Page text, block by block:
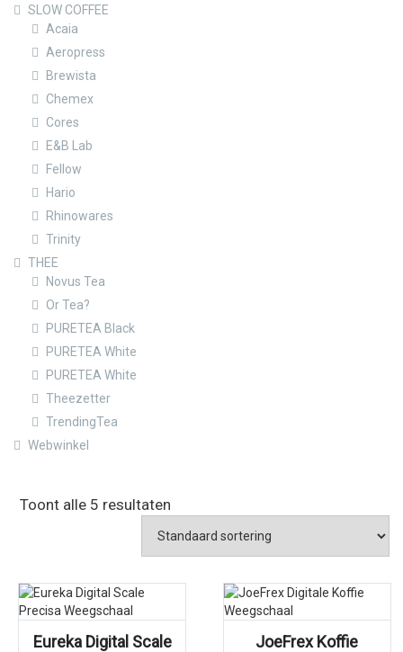
SLOW COFFEE
Acaia
Aeropress
Brewista
Chemex
Cores
E&B Lab
Fellow
Hario
Rhinowares
Trinity
THEE
Novus Tea
Or Tea?
PURETEA Black
PURETEA White
PURETEA White
Theezetter
TrendingTea
Webwinkel
Toont alle 5 resultaten
Eureka Digital Scale
JoeFrex Koffie